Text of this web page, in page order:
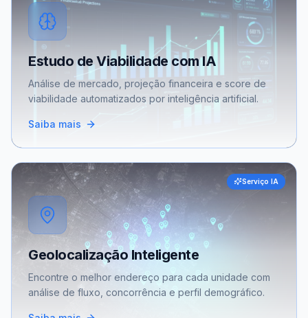
Estudo de Viabilidade com IA
Análise de mercado, projeção financeira e score de
viabilidade automatizados por inteligência artificial.
Saiba mais
Serviço IA
Geolocalização Inteligente
Encontre o melhor endereço para cada unidade com
análise de fluxo, concorrência e perfil demográfico.